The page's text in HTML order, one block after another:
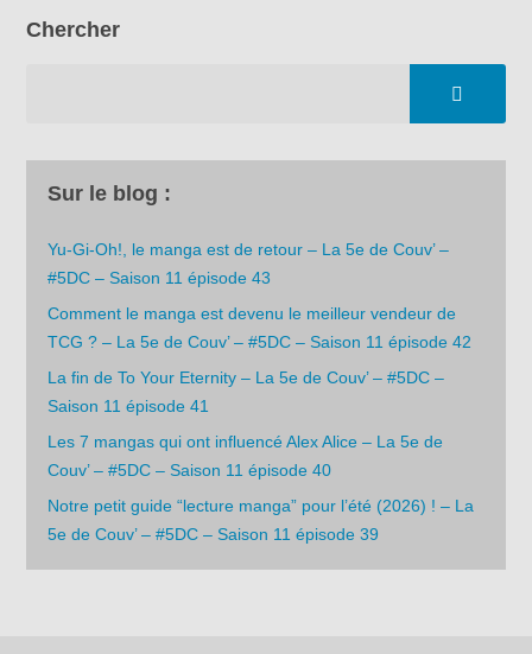
Chercher
Sur le blog :
Yu-Gi-Oh!, le manga est de retour – La 5e de Couv’ –
#5DC – Saison 11 épisode 43
Comment le manga est devenu le meilleur vendeur de
TCG ? – La 5e de Couv’ – #5DC – Saison 11 épisode 42
La fin de To Your Eternity – La 5e de Couv’ – #5DC –
Saison 11 épisode 41
Les 7 mangas qui ont influencé Alex Alice – La 5e de
Couv’ – #5DC – Saison 11 épisode 40
Notre petit guide “lecture manga” pour l’été (2026) ! – La
5e de Couv’ – #5DC – Saison 11 épisode 39